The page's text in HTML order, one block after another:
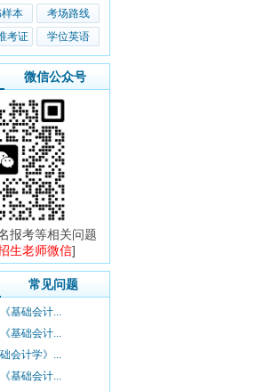
本
考场路线
考证 学位英语
微信公众号
报考等相关问题
生老师微信]
常见问题
基础会计...
基础会计...
会计学》...
基础会计...